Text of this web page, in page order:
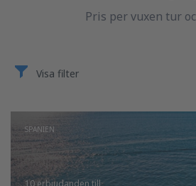
Pris per vuxen tur
Visa filter
SPANIEN
10 erbjudanden till